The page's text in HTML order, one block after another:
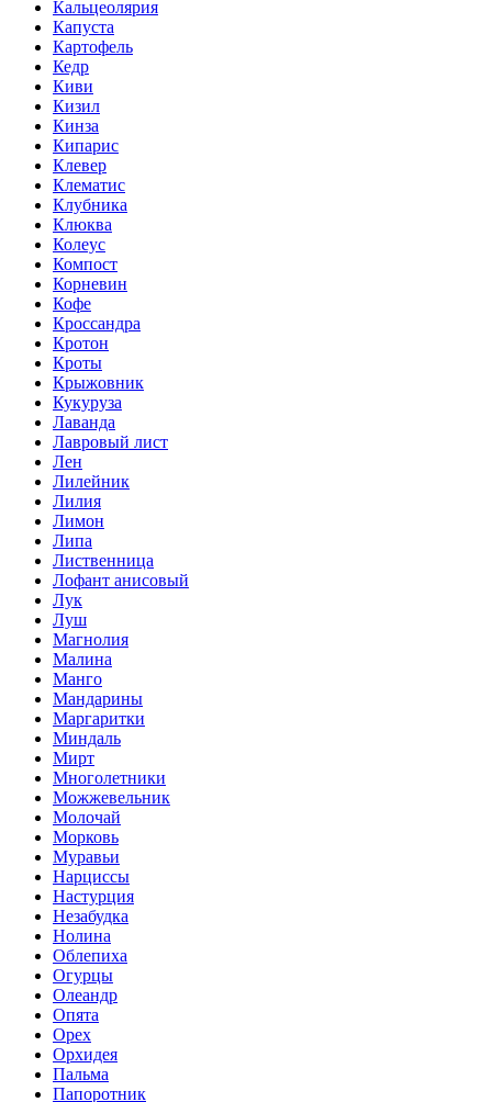
Кальцеолярия
Капуста
Картофель
Кедр
Киви
Кизил
Кинза
Кипарис
Клевер
Клематис
Клубника
Клюква
Колеус
Компост
Корневин
Кофе
Кроссандра
Кротон
Кроты
Крыжовник
Кукуруза
Лаванда
Лавровый лист
Лен
Лилейник
Лилия
Лимон
Липа
Лиственница
Лофант анисовый
Лук
Луш
Магнолия
Малина
Манго
Мандарины
Маргаритки
Миндаль
Мирт
Многолетники
Можжевельник
Молочай
Морковь
Муравьи
Нарциссы
Настурция
Незабудка
Нолина
Облепиха
Огурцы
Олеандр
Опята
Орех
Орхидея
Пальма
Папоротник